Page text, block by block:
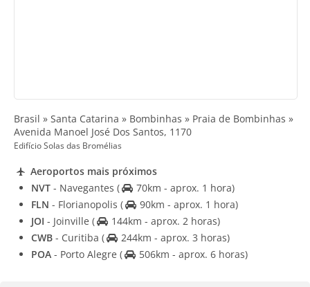
Brasil » Santa Catarina » Bombinhas » Praia de Bombinhas »
Avenida Manoel José Dos Santos, 1170
Edifício Solas das Bromélias
Aeroportos mais próximos
NVT - Navegantes (
70km - aprox. 1 hora)
FLN - Florianopolis (
90km - aprox. 1 hora)
JOI - Joinville (
144km - aprox. 2 horas)
CWB - Curitiba (
244km - aprox. 3 horas)
POA - Porto Alegre ( 506km - aprox. 6 horas)